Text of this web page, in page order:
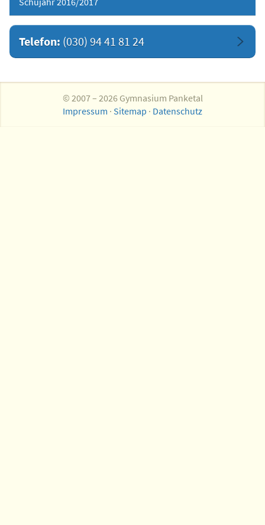
Telefon: (030) 94 41 81 24
© 2007 – 2026 Gymnasium Panketal
Impressum · Sitemap · Datenschutz